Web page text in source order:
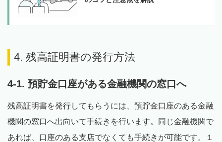
4. 残高証明書の発行方法
4-1. 預貯金口座がある金融機関の窓口へ
残高証明書を発行してもらうには、預貯金口座のある金融
機関の窓口へ出向いて手続きを行います。同じ金融機関で
あれば、口座のある支店でなくても手続きが可能です。１